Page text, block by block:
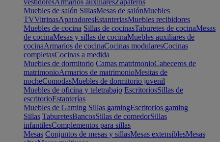
vestidoresArmarios auxiliaresZapateros
Muebles de salón SillasMesas de salónMuebles
TVVitrinasAparadoresEstanteriasMuebles recibidores
Muebles de cocina Sillas de cocinasTaburetes de cocinaMesas
de cocinaMesas y sillas de cocinaMuebles auxiliares de
cocinaArmarios de cocinaCocinas modularesCocinas
completasCocinas a medida
Muebles de dormitorio Camas matrimonioCabeceros de
matrimonioArmarios de matrimonioMesitas de
nocheComodasMuebles de dormitorio juvenil
Muebles de oficina y teletrabajo EscritoriosSillas de
escritorioEstanterías
Muebles de Gaming Sillas gamingEscritorios gaming
Sillas TaburetesBancosSillas de comedorSillas
infantilesComplementos para sillas
Mesas Conjuntos de mesas y sillasMesas extensiblesMesas